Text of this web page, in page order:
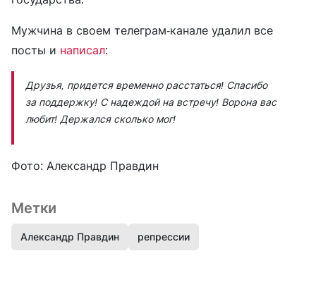
Мужчина в своем телеграм-канале удалил все
посты и написал:
Друзья, придется временно расстаться! Спасибо
за поддержку! С надеждой на встречу! Ворона вас
любит! Держался сколько мог!
Фото: Александр Правдин
Метки
Александр Правдин репрессии